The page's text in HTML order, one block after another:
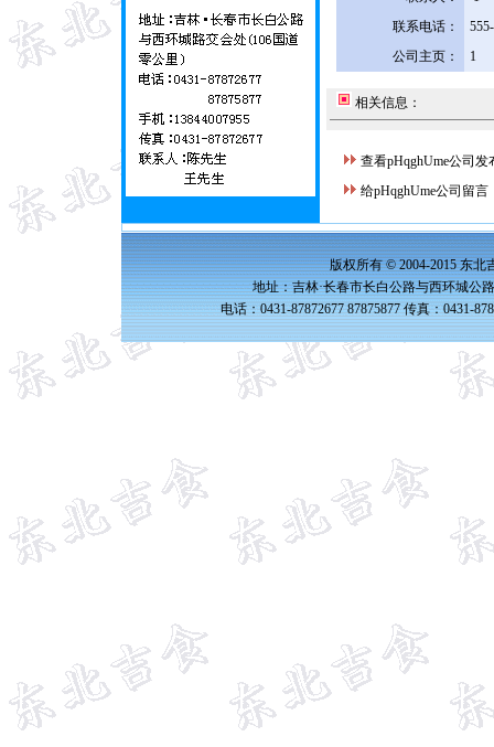
联系电话：
公司主页：
1
相关信息：
查看pHqghUme公司发
给pHqghUme公司留言
版权所有 © 2004-2015 东北
地址：吉林·长春市长白公路与西环城公
电话：0431-87872677 87875877 传真：0431-